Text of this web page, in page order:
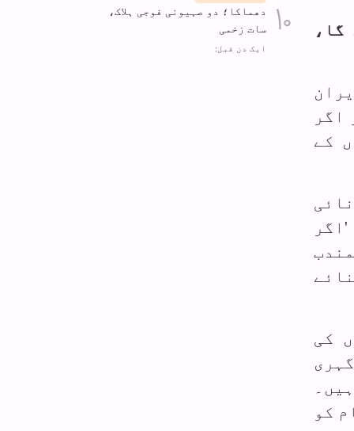
اگر
کے
کی
کو
دھماکا؛ دو صہیونی فوجی ہلاک،
سات زخمی
ایک دن قبل: